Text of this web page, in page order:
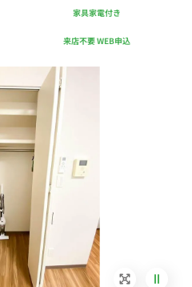
家具家電付き
来店不要 WEB申込